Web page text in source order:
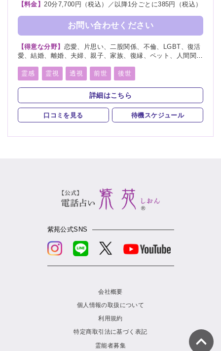
【料金】20分7,700円（税込）／以降1分ごとに385円（税込）
お問い合わせください
【得意な分野】 恋愛、片思い、二股関係、不倫、LGBT、復活
愛、結婚、離婚、夫婦、親子、家族、復縁、ペット、人間関
健康、仕事、引越し、開運、故人、教育、過去、浮気、総合
運、運勢、心霊相談
霊感 霊視 透視 前世 後世
詳細はこちら
口コミを見る 待機スケジュール
紫苑公式SNS
会社概要
個人情報の取扱について
利用規約
特定商取引法に基づく表記
霊能者募集